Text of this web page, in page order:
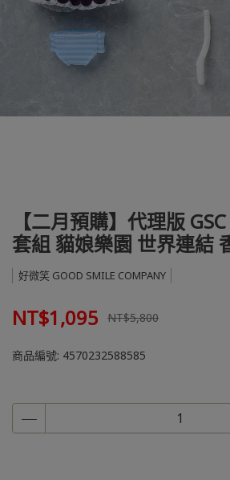
【二月預購】代理版
套組 貓娘樂園 世界連結
好微笑 GOOD SMILE COMPANY
NT$1,095 NT$5,800
商品編號: 4570232588585